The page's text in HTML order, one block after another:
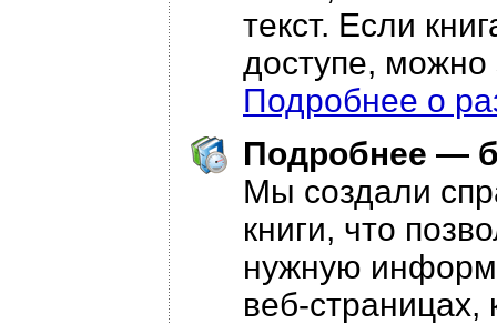
текст. Если
доступе, можно
Подробнее о
Подробнее —
Мы создали
книги, что
нужную
веб-страницах,